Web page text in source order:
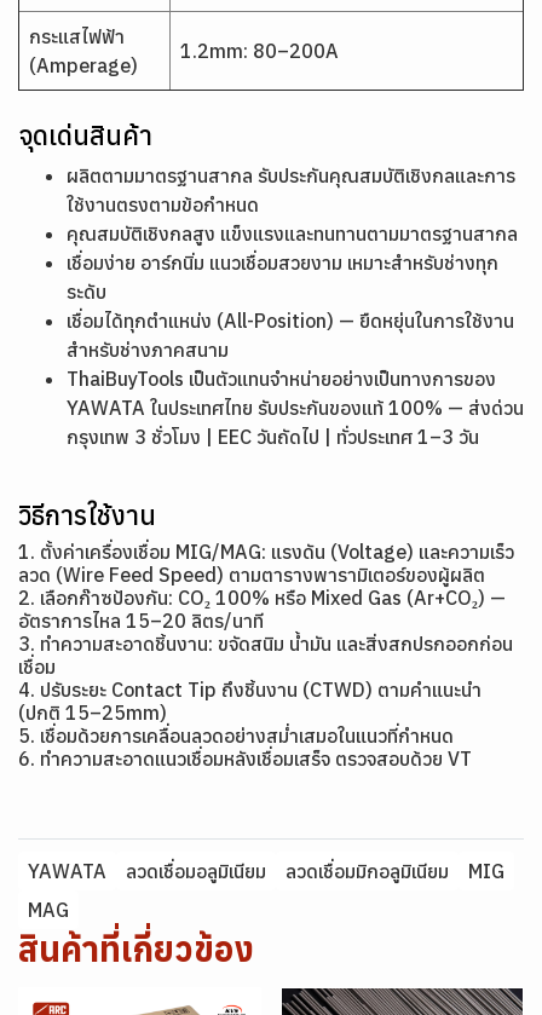
กระแสไฟฟ้า
(Amperage)
1.2mm: 80–200A
จุดเด่นสินค้า
ผลิตตามมาตรฐานสากล รับประกันคุณสมบัติเชิงกลและการ
ใช้งานตรงตามข้อกำหนด
คุณสมบัติเชิงกลสูง แข็งแรงและทนทานตามมาตรฐานสากล
เชื่อมง่าย อาร์กนิ่ม แนวเชื่อมสวยงาม เหมาะสำหรับช่างทุก
ระดับ
เชื่อมได้ทุกตำแหน่ง (All-Position) — ยืดหยุ่นในการใช้งาน
สำหรับช่างภาคสนาม
ThaiBuyTools เป็นตัวแทนจำหน่ายอย่างเป็นทางการของ
YAWATA ในประเทศไทย รับประกันของแท้ 100% — ส่งด่วน
กรุงเทพ 3 ชั่วโมง | EEC วันถัดไป | ทั่วประเทศ 1–3 วัน
วิธีการใช้งาน
1. ตั้งค่าเครื่องเชื่อม MIG/MAG: แรงดัน (Voltage) และความเร็ว
ลวด (Wire Feed Speed) ตามตารางพารามิเตอร์ของผู้ผลิต
2. เลือกก๊าซป้องกัน: CO₂ 100% หรือ Mixed Gas (Ar+CO₂) —
อัตราการไหล 15–20 ลิตร/นาที
3. ทำความสะอาดชิ้นงาน: ขจัดสนิม น้ำมัน และสิ่งสกปรกออกก่อน
เชื่อม
4. ปรับระยะ Contact Tip ถึงชิ้นงาน (CTWD) ตามคำแนะนำ
(ปกติ 15–25mm)
5. เชื่อมด้วยการเคลื่อนลวดอย่างสม่ำเสมอในแนวที่กำหนด
6. ทำความสะอาดแนวเชื่อมหลังเชื่อมเสร็จ ตรวจสอบด้วย VT
YAWATA ลวดเชื่อมอลูมิเนียม ลวดเชื่อมมิกอลูมิเนียม
MIG
MAG
สินค้าที่เกี่ยวข้อง